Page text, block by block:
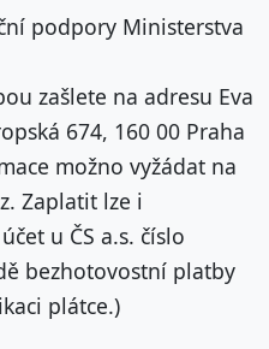
podpory Ministerstva
zašlete na adresu Eva
674, 160 00 Praha
možno vyžádat na
Zaplatit lze i
u ČS a.s. číslo
bezhotovostní platby
plátce.)